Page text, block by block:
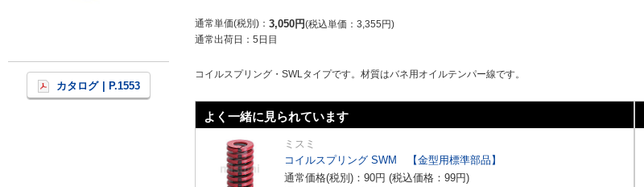
カタログ | P.1553
通常単価(税別) 3,050円 税込単価 3,355円
通常出荷日： 5日目
コイルスプリング・SWLタイプです。材質はバネ用オイルテンパー線です。
よく一緒に見られています
ミスミ
コイルスプリング SWM 【金型用標準部品】
通常価格(税別)： 90円 (税込価格： 99円)